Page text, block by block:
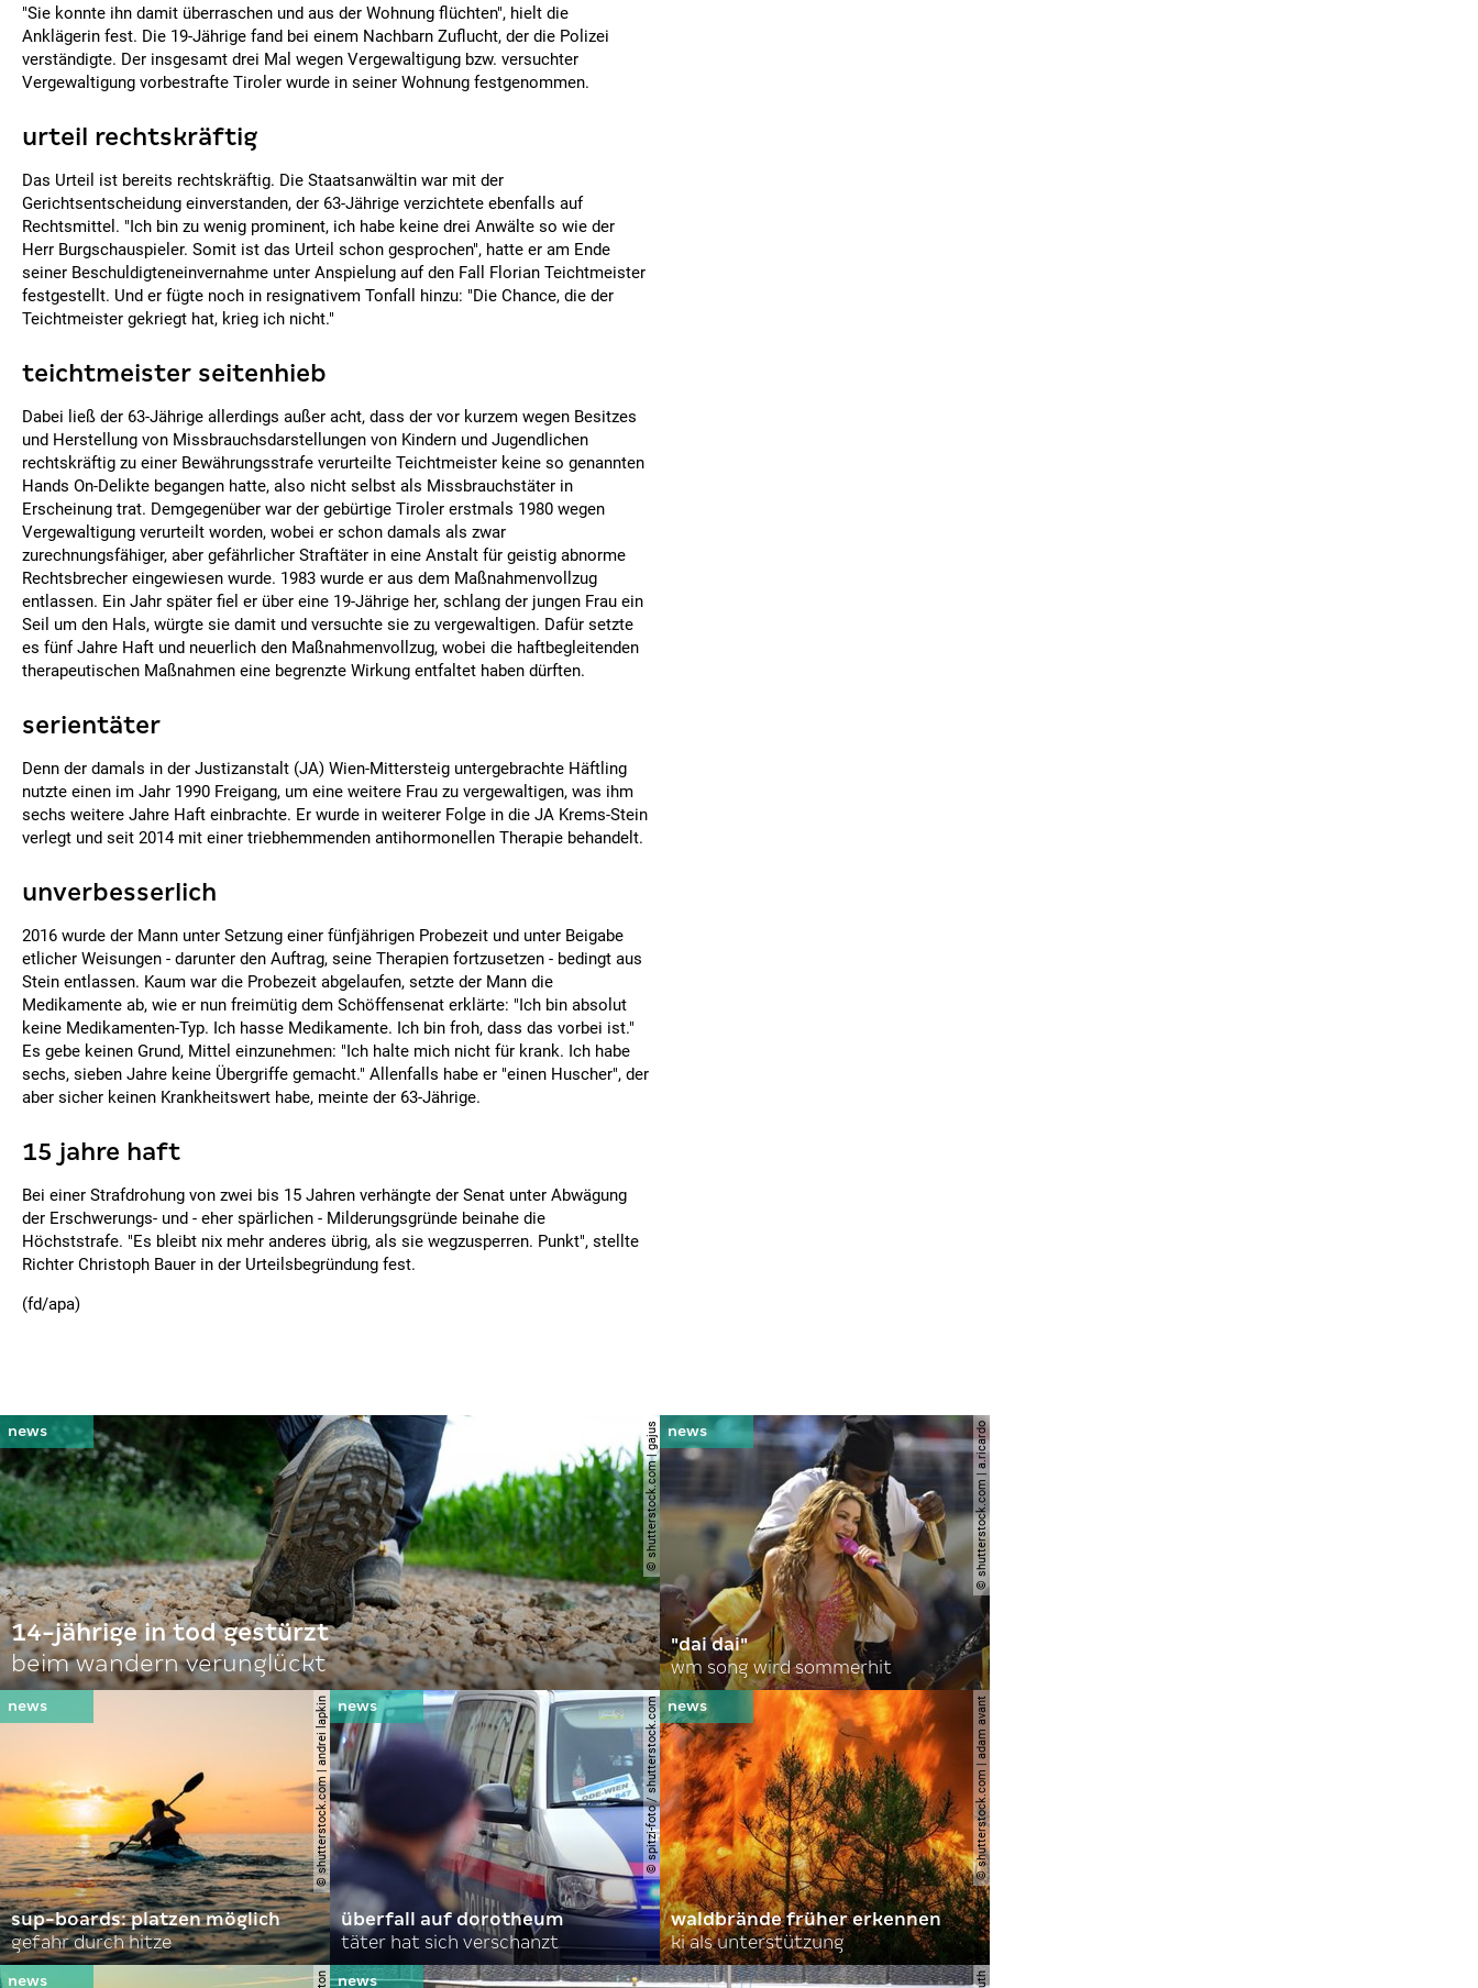
"Sie konnte ihn damit überraschen und aus der Wohnung flüchten", hielt die
Anklägerin fest. Die 19-Jährige fand bei einem Nachbarn Zuflucht, der die Polizei
verständigte. Der insgesamt drei Mal wegen Vergewaltigung bzw. versuchter
Vergewaltigung vorbestrafte Tiroler wurde in seiner Wohnung festgenommen.
urteil rechtskräftig
Das Urteil ist bereits rechtskräftig. Die Staatsanwältin war mit der
Gerichtsentscheidung einverstanden, der 63-Jährige verzichtete ebenfalls auf
Rechtsmittel. "Ich bin zu wenig prominent, ich habe keine drei Anwälte so wie der
Herr Burgschauspieler. Somit ist das Urteil schon gesprochen", hatte er am Ende
seiner Beschuldigteneinvernahme unter Anspielung auf den Fall Florian Teichtmeister
festgestellt. Und er fügte noch in resignativem Tonfall hinzu: "Die Chance, die der
Teichtmeister gekriegt hat, krieg ich nicht."
teichtmeister seitenhieb
Dabei ließ der 63-Jährige allerdings außer acht, dass der vor kurzem wegen Besitzes
und Herstellung von Missbrauchsdarstellungen von Kindern und Jugendlichen
rechtskräftig zu einer Bewährungsstrafe verurteilte Teichtmeister keine so genannten
Hands On-Delikte begangen hatte, also nicht selbst als Missbrauchstäter in
Erscheinung trat. Demgegenüber war der gebürtige Tiroler erstmals 1980 wegen
Vergewaltigung verurteilt worden, wobei er schon damals als zwar
zurechnungsfähiger, aber gefährlicher Straftäter in eine Anstalt für geistig abnorme
Rechtsbrecher eingewiesen wurde. 1983 wurde er aus dem Maßnahmenvollzug
entlassen. Ein Jahr später fiel er über eine 19-Jährige her, schlang der jungen Frau ein
Seil um den Hals, würgte sie damit und versuchte sie zu vergewaltigen. Dafür setzte
es fünf Jahre Haft und neuerlich den Maßnahmenvollzug, wobei die haftbegleitenden
therapeutischen Maßnahmen eine begrenzte Wirkung entfaltet haben dürften.
serientäter
Denn der damals in der Justizanstalt (JA) Wien-Mittersteig untergebrachte Häftling
nutzte einen im Jahr 1990 Freigang, um eine weitere Frau zu vergewaltigen, was ihm
sechs weitere Jahre Haft einbrachte. Er wurde in weiterer Folge in die JA Krems-Stein
verlegt und seit 2014 mit einer triebhemmenden antihormonellen Therapie behandelt.
unverbesserlich
2016 wurde der Mann unter Setzung einer fünfjährigen Probezeit und unter Beigabe
etlicher Weisungen - darunter den Auftrag, seine Therapien fortzusetzen - bedingt aus
Stein entlassen. Kaum war die Probezeit abgelaufen, setzte der Mann die
Medikamente ab, wie er nun freimütig dem Schöffensenat erklärte: "Ich bin absolut
keine Medikamenten-Typ. Ich hasse Medikamente. Ich bin froh, dass das vorbei ist."
Es gebe keinen Grund, Mittel einzunehmen: "Ich halte mich nicht für krank. Ich habe
sechs, sieben Jahre keine Übergriffe gemacht." Allenfalls habe er "einen Huscher", der
aber sicher keinen Krankheitswert habe, meinte der 63-Jährige.
15 jahre haft
Bei einer Strafdrohung von zwei bis 15 Jahren verhängte der Senat unter Abwägung
der Erschwerungs- und - eher spärlichen - Milderungsgründe beinahe die
Höchststrafe. "Es bleibt nix mehr anderes übrig, als sie wegzusperren. Punkt", stellte
Richter Christoph Bauer in der Urteilsbegründung fest.
(fd/apa)
© shutterstock.com | gajus
14-jährige in tod gestürzt
beim wandern verunglückt
© shutterstock.com | a.ricardo
"dai dai"
wm song wird sommerhit
© shutterstock.com | andrei lapkin
sup-boards: platzen möglich
gefahr durch hitze
© spitzi-foto / shutterstock.com
überfall auf dorotheum
täter hat sich verschanzt
© shutterstock.com | adam avant
waldbrände früher erkennen
ki als unterstützung